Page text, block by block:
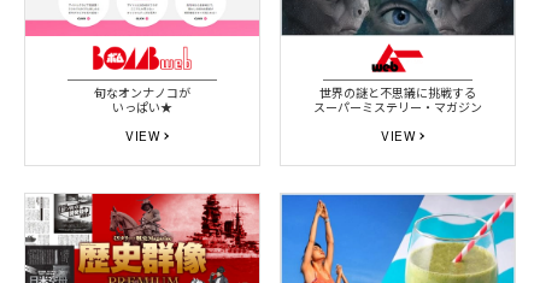
旬なオンナノコが
いっぱい★
VIEW
世界の謎と不思議に挑戦する
スーパーミステリー・マガジン
VIEW